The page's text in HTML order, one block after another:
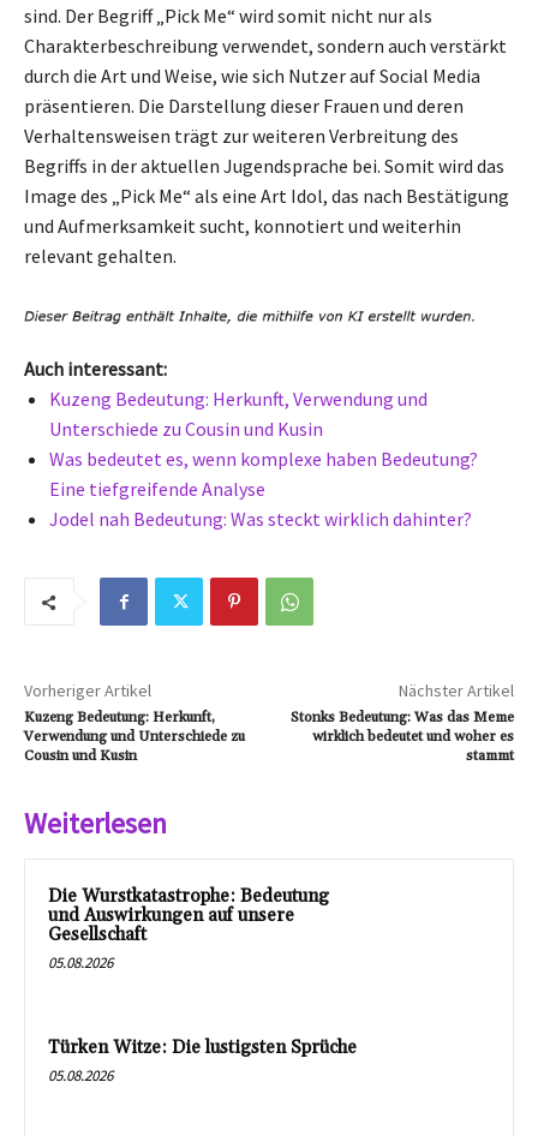
sind. Der Begriff „Pick Me“ wird somit nicht nur als
Charakterbeschreibung verwendet, sondern auch verstärkt
durch die Art und Weise, wie sich Nutzer auf Social Media
präsentieren. Die Darstellung dieser Frauen und deren
Verhaltensweisen trägt zur weiteren Verbreitung des
Begriffs in der aktuellen Jugendsprache bei. Somit wird das
Image des „Pick Me“ als eine Art Idol, das nach Bestätigung
und Aufmerksamkeit sucht, konnotiert und weiterhin
relevant gehalten.
Auch interessant:
Kuzeng Bedeutung: Herkunft, Verwendung und
Unterschiede zu Cousin und Kusin
Was bedeutet es, wenn komplexe haben Bedeutung?
Eine tiefgreifende Analyse
Jodel nah Bedeutung: Was steckt wirklich dahinter?
Vorheriger Artikel
Kuzeng Bedeutung: Herkunft,
Verwendung und Unterschiede zu
Cousin und Kusin
Nächster Artikel
Stonks Bedeutung: Was das Meme
wirklich bedeutet und woher es
stammt
Weiterlesen
Die Wurstkatastrophe: Bedeutung
und Auswirkungen auf unsere
Gesellschaft
05.08.2026
Türken Witze: Die lustigsten Sprüche
05.08.2026